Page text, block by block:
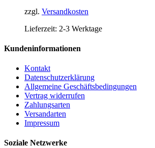
zzgl. Versandkosten
Lieferzeit: 2-3 Werktage
Kundeninformationen
Kontakt
Datenschutzerklärung
Allgemeine Geschäftsbedingungen
Vertrag widerrufen
Zahlungsarten
Versandarten
Impressum
Soziale Netzwerke